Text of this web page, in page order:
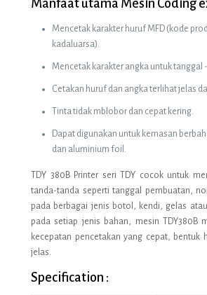
Manfaat utama Mesin Coding
Mencetak karakter huruf MFD (kode
kadaluarsa).
Mencetak karakter angka untuk tanggal
Cetakan huruf dan angka terlihat jelas
Tinta tidak mblobor dan cepat kering.
Dapat digunakan untuk kemasan
dan aluminium foil.
TDY 380B Printer seri TDY cocok untuk
tanda-tanda seperti tanggal pembuatan,
pada berbagai jenis botol, kendi, gelas
pada setiap jenis bahan, mesin TDY380B
kecepatan pencetakan yang cepat, bentuk
jelas.
Specification :